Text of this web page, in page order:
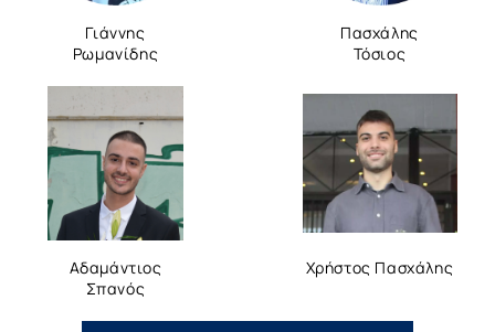
Γιάννης
Ρωμανίδης
Πασχάλης
Τόσιος
Αδαμάντιος
Σπανός
Χρήστος Πασχάλης